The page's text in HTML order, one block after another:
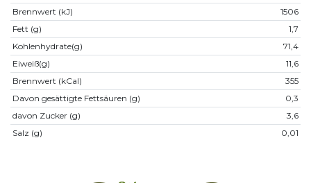
Brennwert (kJ)
1506
Fett (g)
1,7
Kohlenhydrate(g)
71,4
Eiweiß(g)
11,6
Brennwert (kCal)
355
Davon gesättigte Fettsäuren (g)
0,3
davon Zucker (g)
3,6
Salz (g)
0,01